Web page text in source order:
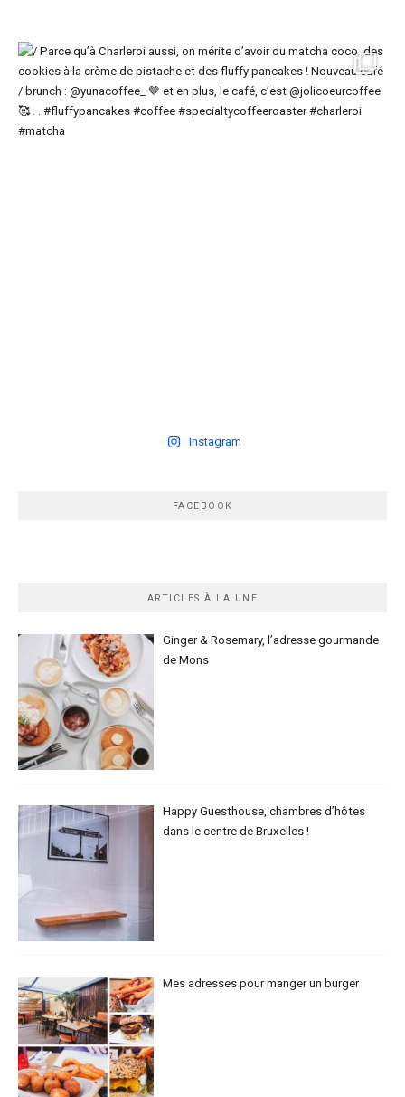
Instagram
FACEBOOK
ARTICLES À LA UNE
Ginger & Rosemary, l’adresse gourmande
de Mons
Happy Guesthouse, chambres d’hôtes
dans le centre de Bruxelles !
Mes adresses pour manger un burger